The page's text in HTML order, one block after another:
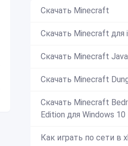
, Бесплатно , взлом
Скачать Minecraft
Скачать Minecraft для
Скачать Minecraft
Скачать Minecraft
Скачать Minecraft
Edition для Windows 10
Как играть по сети в